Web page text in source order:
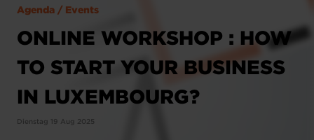
Agenda / Events
ONLINE WORKSHOP : HOW
TO START YOUR BUSINESS
IN LUXEMBOURG?
Dienstag 19 Aug 2025